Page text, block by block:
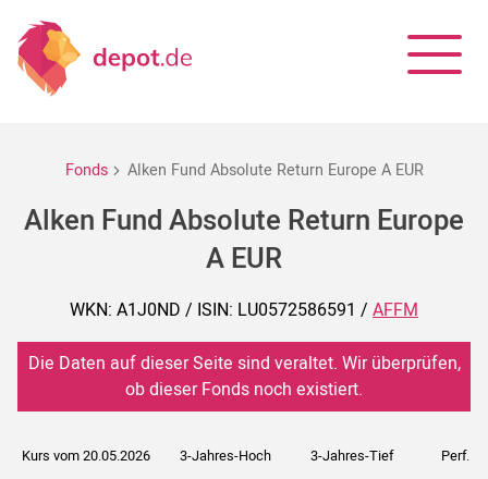
Fonds Alken Fund Absolute Return Europe A EUR
Alken Fund Absolute Return Europe
A EUR
WKN: A1J0ND / ISIN: LU0572586591 / AFFM
Die Daten auf dieser Seite sind veraltet. Wir überprüfen,
ob dieser Fonds noch existiert.
Kurs vom 20.05.2026 3-Jahres-Hoch 3-Jahres-Tief Perf. 5J